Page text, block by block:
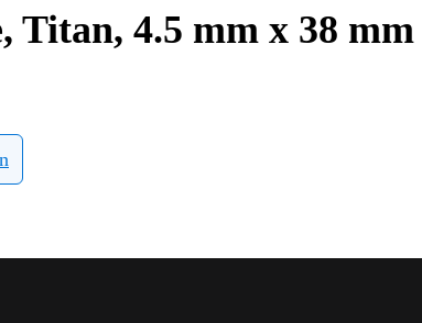
Titan, 4.5 mm x 38 mm